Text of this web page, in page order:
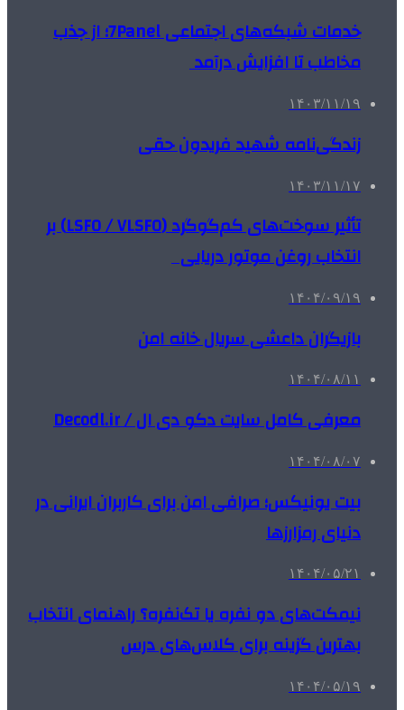
خدمات شبکه‌های اجتماعی 7Panel؛ از جذب
مخاطب تا افزایش درآمد
۱۴۰۳/۱۱/۱۹
زندگی‌نامه شهید فریدون حقی
۱۴۰۳/۱۱/۱۷
تأثیر سوخت‌های کم‌گوگرد (LSFO / VLSFO) بر
انتخاب روغن موتور دریایی
۱۴۰۴/۰۹/۱۹
بازیگران داعشی سریال خانه امن
۱۴۰۴/۰۸/۱۱
معرفی کامل سایت دکو دی ال / Decodl.ir
۱۴۰۴/۰۸/۰۷
بیت یونیکس؛ صرافی امن برای کاربران ایرانی در
دنیای رمزارزها
۱۴۰۴/۰۵/۲۱
نیمکت‌های دو نفره یا تک‌نفره؟ راهنمای انتخاب
بهترین گزینه برای کلاس‌های درس
۱۴۰۴/۰۵/۱۹